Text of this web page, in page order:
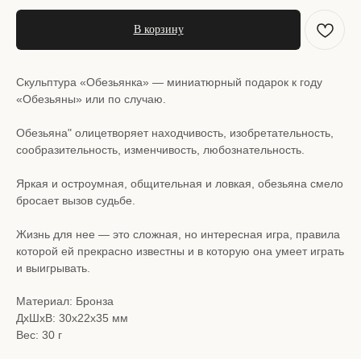
В корзину
Скульптура «Обезьянка» — миниатюрный подарок к году
«Обезьяны» или по случаю.
Обезьяна" олицетворяет находчивость, изобретательность,
сообразительность, изменчивость, любознательность.
Яркая и остроумная, общительная и ловкая, обезьяна смело
бросает вызов судьбе.
Жизнь для нее — это сложная, но интересная игра, правила
которой ей прекрасно известны и в которую она умеет играть
и выигрывать.
Материал: Бронза
ДxШxВ: 30x22x35 мм
Вес: 30 г